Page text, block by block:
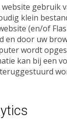
gebruik
klein
(en/of
en door uw
wordt
kan bij een